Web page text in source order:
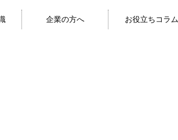
企業の方へ お役立ちコラム